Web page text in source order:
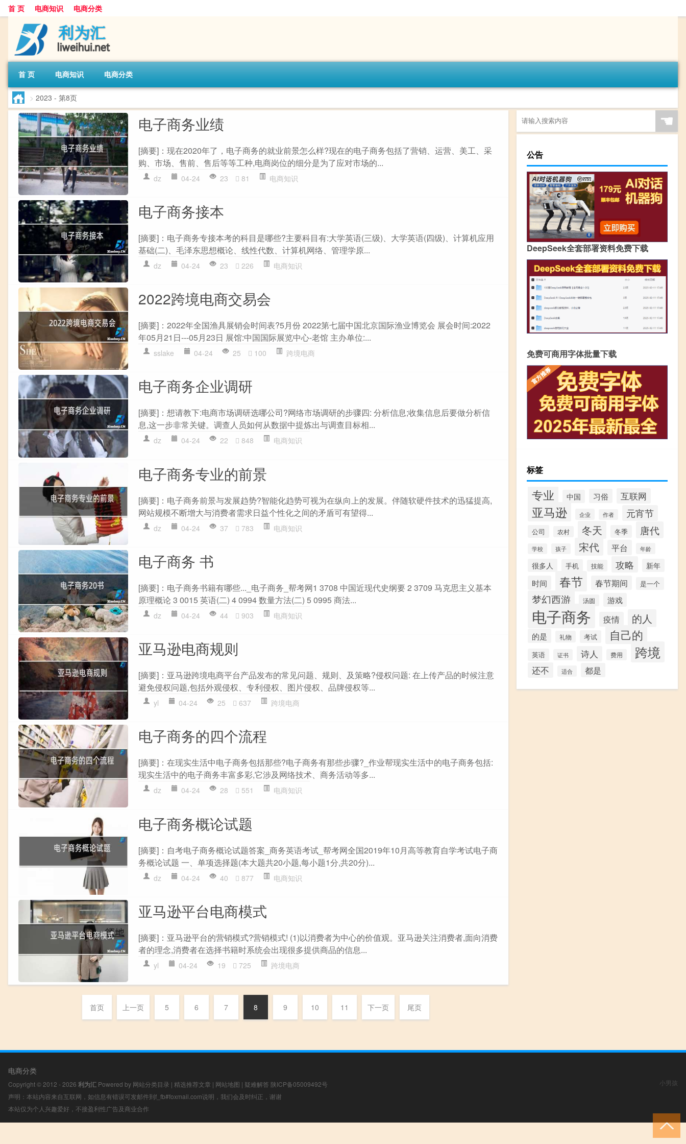
首 页 电商知识 电商分类
首 页 电商知识 电商分类
> 2023 - 第8页
电子商务业绩
[摘要]：现在2020年了，电子商务的就业前景怎么样?现在的电子商务包括了营销、运营、美工、采
购、市场、售前、售后等等工种,电商岗位的细分是为了应对市场的...
dz 04-24 23 81 电商知识
电子商务接本
[摘要]：电子商务专接本考的科目是哪些?主要科目有:大学英语(三级)、大学英语(四级)、计算机应用
基础(二)、毛泽东思想概论、线性代数、计算机网络、管理学原...
dz 04-24 23 226 电商知识
2022跨境电商交易会
[摘要]：2022年全国渔具展销会时间表?5月份 2022第七届中国北京国际渔业博览会 展会时间:2022
年05月21日---05月23日 展馆:中国国际展览中心-老馆 主办单位:...
sslake 04-24 25 100 跨境电商
电子商务企业调研
[摘要]：想请教下:电商市场调研选哪公司?网络市场调研的步骤四: 分析信息;收集信息后要做分析信
息,这一步非常关键。调查人员如何从数据中提炼出与调查目标相...
dz 04-24 22 848 电商知识
电子商务专业的前景
[摘要]：电子商务前景与发展趋势?智能化趋势可视为在纵向上的发展。伴随软硬件技术的迅猛提高,
网站规模不断增大与消费者需求日益个性化之间的矛盾可有望得...
dz 04-24 37 783 电商知识
电子商务 书
[摘要]：电子商务书籍有哪些..._电子商务_帮考网1 3708 中国近现代史纲要 2 3709 马克思主义基本
原理概论 3 0015 英语(二) 4 0994 数量方法(二) 5 0995 商法...
dz 04-24 44 903 电商知识
亚马逊电商规则
[摘要]：亚马逊跨境电商平台产品发布的常见问题、规则、及策略?侵权问题: 在上传产品的时候注意
避免侵权问题,包括外观侵权、专利侵权、图片侵权、品牌侵权等...
yl 04-24 25 637 跨境电商
电子商务的四个流程
[摘要]：在现实生活中电子商务包括那些?电子商务有那些步骤?_作业帮现实生活中的电子商务包括:
现实生活中的电子商务丰富多彩,它涉及网络技术、商务活动等多...
dz 04-24 28 551 电商知识
电子商务概论试题
[摘要]：自考电子商务概论试题答案_商务英语考试_帮考网全国2019年10月高等教育自学考试电子商
务概论试题 一、单项选择题(本大题共20小题,每小题1分,共20分)...
dz 04-24 40 877 电商知识
亚马逊平台电商模式
[摘要]：亚马逊平台的营销模式?营销模式! (1)以消费者为中心的价值观。亚马逊关注消费者,面向消费
者的理念,消费者在选择书籍时系统会出现很多提供商品的信息...
yl 04-24 19 725 跨境电商
首页 上一页 5 6 7 8 9 10 11 下一页 尾页
☚
公告
DeepSeek全套部署资料免费下载
免费可商用字体批量下载
标签
专业 中国 习俗 互联网
亚马逊 企业 作者 元宵节
公司 农村 冬天 冬季 唐代
学校 孩子 宋代 平台 年龄
很多人 手机 技能 攻略 新年
时间 春节 春节期间 是一个
梦幻西游 汤圆 游戏
电子商务 疫情 的人
的是 礼物 考试 自己的
英语 证书 诗人 费用 跨境
还不 适合 都是
电商分类
Copyright © 2012 - 2026 利为汇 Powered by 网站分类目录 | 精选推荐文章 | 网站地图 | 疑难解答 陕ICP备05009492号
声明：本站内容来自互联网，如信息有错误可发邮件到f_fb#foxmail.com说明，我们会及时纠正，谢谢
本站仅为个人兴趣爱好，不接盈利性广告及商业合作
小男孩